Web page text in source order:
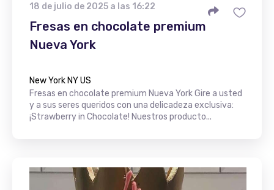
18 de julio de 2025 a las 16:22
Fresas en chocolate premium
Nueva York
New York NY US
Fresas en chocolate premium Nueva York Gire a usted
y a sus seres queridos con una delicadeza exclusiva:
¡Strawberry in Chocolate! Nuestros producto...